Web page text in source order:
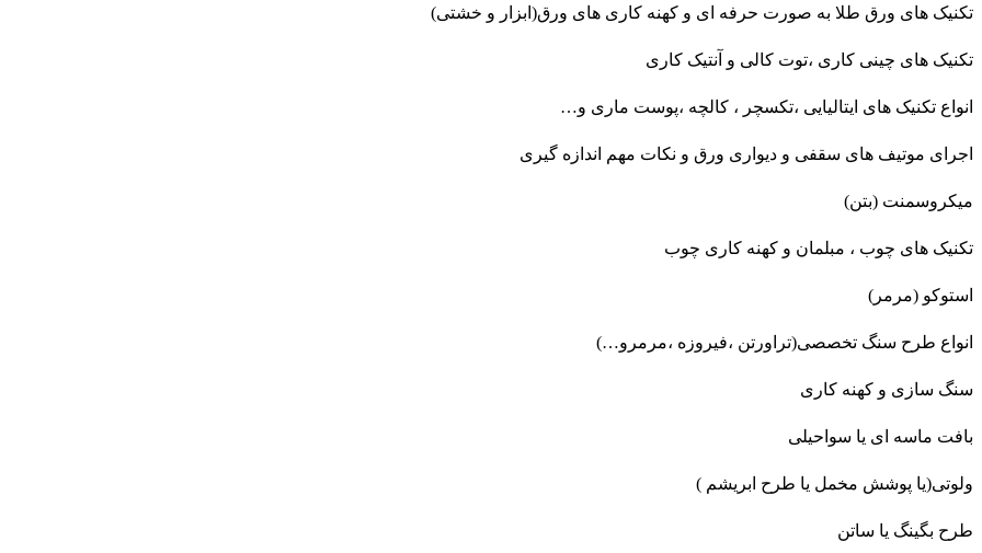
تکنیک های ورق طلا به صورت حرفه ای و کهنه کاری های ورق(ابزار و خشتی)
تکنیک های چینی کاری ،توت کالی و آنتیک کاری
انواع تکنیک های ایتالیایی ،تکسچر ، کالچه ،پوست ماری و…
اجرای موتیف های سقفی و دیواری ورق و نکات مهم اندازه گیری
میکروسمنت (بتن)
تکنیک های چوب ، مبلمان و کهنه کاری چوب
استوکو (مرمر)
انواع طرح سنگ تخصصی(تراورتن ،فیروزه ،مرمرو…)
سنگ سازی و کهنه کاری
بافت ماسه ای یا سواحیلی
ولوتی(یا پوشش مخمل یا طرح ابریشم )
طرح بگینگ یا ساتن